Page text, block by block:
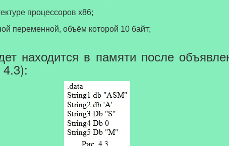
процессоров х86;
переменной, объём которой 10 байт;
находится в памяти после